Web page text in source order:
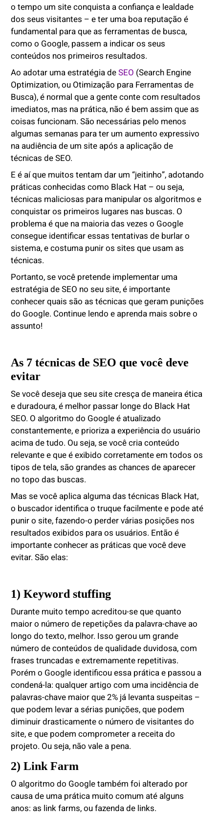
o tempo um site conquista a confiança e lealdade
dos seus visitantes – e ter uma boa reputação é
fundamental para que as ferramentas de busca,
como o Google, passem a indicar os seus
conteúdos nos primeiros resultados.
Ao adotar uma estratégia deSEO (Search Engine
Optimization, ou Otimização para Ferramentas de
Busca), é normal que a gente conte com resultados
imediatos, mas na prática, não é bem assim que as
coisas funcionam. São necessárias pelo menos
algumas semanas para ter um aumento expressivo
na audiência de um site após a aplicação de
técnicas de SEO.
E é aí que muitos tentam dar um “jeitinho”, adotando
práticas conhecidas como Black Hat – ou seja,
técnicas maliciosas para manipular os algoritmos e
conquistar os primeiros lugares nas buscas. O
problema é que na maioria das vezes o Google
consegue identificar essas tentativas de burlar o
sistema, e costuma punir os sites que usam as
técnicas.
Portanto, se você pretende implementar uma
estratégia de SEO no seu site, é importante
conhecer quais são as técnicas que geram punições
do Google. Continue lendo e aprenda mais sobre o
assunto!
As 7 técnicas de SEO que você deve
evitar
Se você deseja que seu site cresça de maneira ética
e duradoura, é melhor passar longe do Black Hat
SEO. O algoritmo do Google é atualizado
constantemente, e prioriza a experiência do usuário
acima de tudo. Ou seja, se você cria conteúdo
relevante e que é exibido corretamente em todos os
tipos de tela, são grandes as chances de aparecer
no topo das buscas.
Mas se você aplica alguma das técnicas Black Hat,
o buscador identifica o truque facilmente e pode até
punir o site, fazendo-o perder várias posições nos
resultados exibidos para os usuários. Então é
importante conhecer as práticas que você deve
evitar. São elas:
1) Keyword stuffing
Durante muito tempo acreditou-se que quanto
maior o número de repetições da palavra-chave ao
longo do texto, melhor. Isso gerou um grande
número de conteúdos de qualidade duvidosa, com
frases truncadas e extremamente repetitivas.
Porém o Google identificou essa prática e passou a
condená-la: qualquer artigo com uma incidência de
palavras-chave maior que 2% já levanta suspeitas –
que podem levar a sérias punições, que podem
diminuir drasticamente o número de visitantes do
site, e que podem comprometer a receita do
projeto. Ou seja, não vale a pena.
2) Link Farm
O algoritmo do Google também foi alterado por
causa de uma prática muito comum até alguns
anos: as link farms, ou fazenda de links.